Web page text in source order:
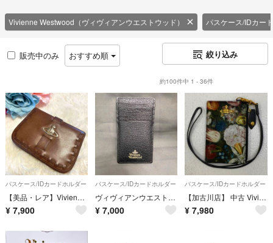
Vivienne Westwood（ヴィヴィアンウエストウッド） パスケース/IDカー
販売中のみ おすすめ順 絞り込み
約100件中 1 - 36件
パスケース/IDカードホルダー
【美品・レア】Vivienne Westwood ヴィヴィアンウエストウッド オールレザー パスケース 定期入れ ブラウン オーブ
¥ 7,900
パスケース/IDカードホルダー
ヴィヴィアンウエストウッド レザー カードケース ロゴ
¥ 7,000
パスケース/IDカードホルダー
【加古川店】 中古 Vivienne Westwood | ヴィヴィアンウエストウッド カードケース ボスハールト 【124】
¥ 7,980